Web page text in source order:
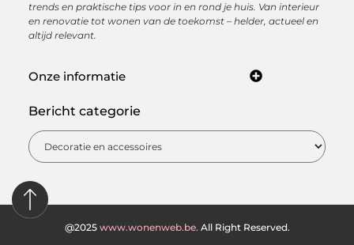
trends en praktische tips voor in en rond je huis. Van interieur
en renovatie tot wonen van de toekomst – helder, actueel en
altijd relevant.
Onze informatie
Bericht categorie
@2025 www.wonenweb.be. All Right Reserved.